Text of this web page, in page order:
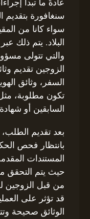
عادةً ما تبدأ
سنغافورة
سواء كانا من
البلاد. يتم ذلك
والتي تتولى
الزوجين تقديم
السفر، وثائق
تكون مطلوبة،
السابقين أو
بعد تقديم
بانتظار فحص
المستندات
حيث يتم التحقق
من قبل الزوجين
قد تؤثر على
الوثائق صحيحة